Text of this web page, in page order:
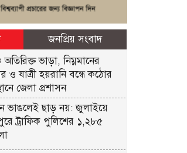
জনপ্রিয় সংবাদ
অতিরিক্ত ভাড়া, নিম্নমানের
ও যাত্রী হয়রানি বন্ধে কঠোর
জেলা প্রশাসন
ভাঙলেই ছাড় নয়: জুলাইয়ে
ট্রাফিক পুলিশের ১,২৮৫